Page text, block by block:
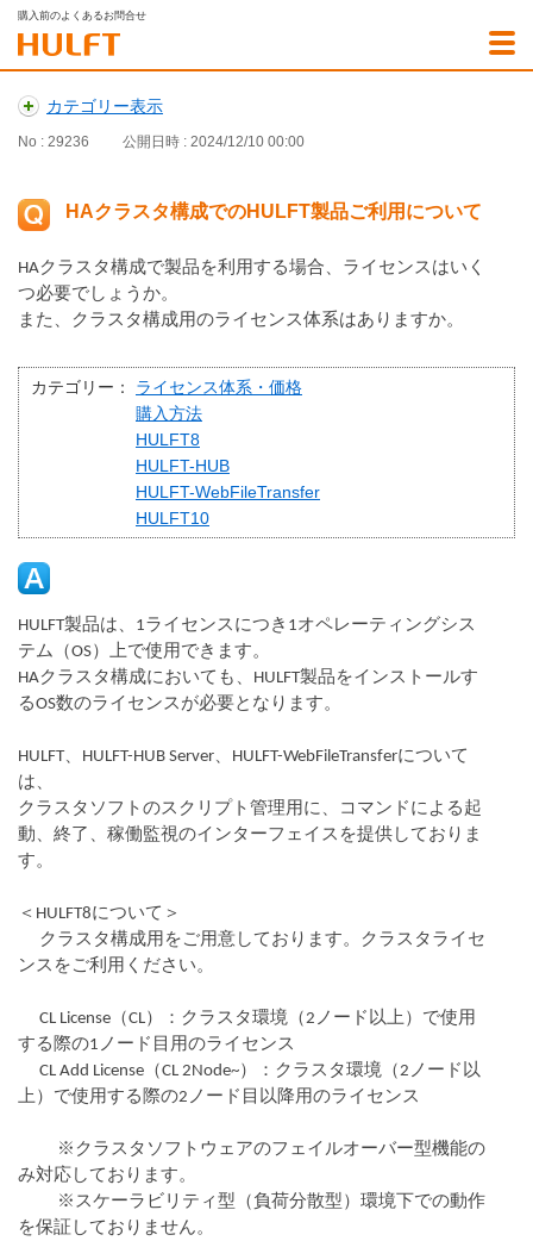
購入前のよくあるお問合せ
カテゴリー表示
No : 29236 公開日時 : 2024/12/10 00:00
HAクラスタ構成でのHULFT製品ご利用について
HAクラスタ構成で製品を利用する場合、ライセンスはいく
つ必要でしょうか。
また、クラスタ構成用のライセンス体系はありますか。
カテゴリー：
ライセンス体系・価格
購入方法
HULFT8
HULFT-HUB
HULFT-WebFileTransfer
HULFT10
HULFT製品は、1ライセンスにつき1オペレーティングシス
テム（OS）上で使用できます。
HAクラスタ構成においても、HULFT製品をインストールす
るOS数のライセンスが必要となります。
HULFT、HULFT-HUB Server、HULFT-WebFileTransferについて
は、
クラスタソフトのスクリプト管理用に、コマンドによる起
動、終了、稼働監視のインターフェイスを提供しておりま
す。
＜HULFT8について＞
クラスタ構成用をご用意しております。クラスタライセ
ンスをご利用ください。
CL License（CL）：クラスタ環境（2ノード以上）で使用
する際の1ノード目用のライセンス
CL Add License（CL 2Node~）：クラスタ環境（2ノード以
上）で使用する際の2ノード目以降用のライセンス
※クラスタソフトウェアのフェイルオーバー型機能の
み対応しております。
※スケーラビリティ型（負荷分散型）環境下での動作
を保証しておりません。